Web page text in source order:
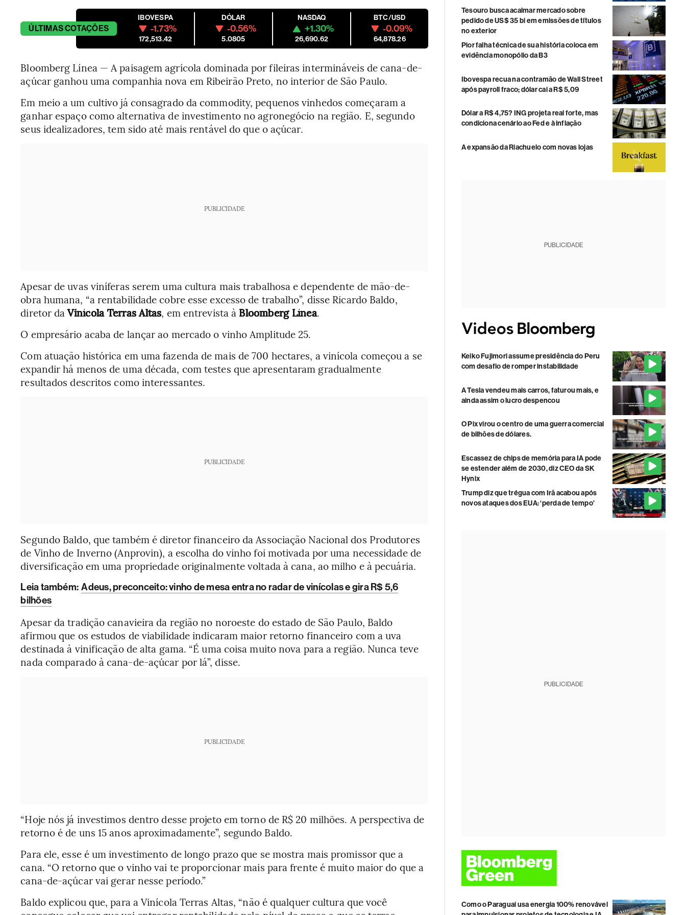
ÚLTIMASCOTAÇÕES
IBOVESPA
-1.73%
172,513.42
DÓLAR
-0.56%
5.0805
NASDAQ
+1.30%
26,690.62
BTC/USD
-0.09%
64,878.26
Bloomberg Línea — A paisagem agrícola dominada por fileiras intermináveis de cana-de-
açúcar ganhou uma companhia nova em Ribeirão Preto, no interior de São Paulo.
Em meio a um cultivo já consagrado da commodity, pequenos vinhedos começaram a
ganhar espaço como alternativa de investimento no agronegócio na região. E, segundo
seus idealizadores, tem sido até mais rentável do que o açúcar.
PUBLICIDADE
Apesar de uvas viníferas serem uma cultura mais trabalhosa e dependente de mão-de-
obra humana, “a rentabilidade cobre esse excesso de trabalho”, disse Ricardo Baldo,
diretor daVinícola Terras Altas, em entrevista à Bloomberg Línea.
O empresário acaba de lançar ao mercado o vinho Amplitude 25.
Com atuação histórica em uma fazenda de mais de 700 hectares, a vinícola começou a se
expandir há menos de uma década, com testes que apresentaram gradualmente
resultados descritos como interessantes.
PUBLICIDADE
Segundo Baldo, que também é diretor financeiro da Associação Nacional dos Produtores
de Vinho de Inverno (Anprovin), a escolha do vinho foi motivada por uma necessidade de
diversificação em uma propriedade originalmente voltada à cana, ao milho e à pecuária.
Leia também: Adeus, preconceito: vinho de mesa entra no radar de vinícolas e gira R$ 5,6
bilhões
Apesar da tradição canavieira da região no noroeste do estado de São Paulo, Baldo
afirmou que os estudos de viabilidade indicaram maior retorno financeiro com a uva
destinada à vinificação de alta gama. “É uma coisa muito nova para a região. Nunca teve
nada comparado à cana-de-açúcar por lá”, disse.
PUBLICIDADE
“Hoje nós já investimos dentro desse projeto em torno de R$ 20 milhões. A perspectiva de
retorno é de uns 15 anos aproximadamente”, segundo Baldo.
Para ele, esse é um investimento de longo prazo que se mostra mais promissor que a
cana. “O retorno que o vinho vai te proporcionar mais para frente é muito maior do que a
cana-de-açúcar vai gerar nesse período.”
Baldo explicou que, para a Vinícola Terras Altas, “não é qualquer cultura que você
Tesouro busca acalmar mercado sobre
pedido de US$ 35 bi em emissões de títulos
no exterior
Pior falha técnica de sua história coloca em
evidência monopólio da B3
Ibovespa recua na contramão de Wall Street
após payroll fraco; dólar cai a R$ 5,09
Dólar a R$ 4,75? ING projeta real forte, mas
condiciona cenário ao Fed e à inflação
A expansão da Riachuelo com novas lojas
PUBLICIDADE
Keiko Fujimori assume presidência do Peru
com desafio de romper instabilidade
A Tesla vendeu mais carros, faturou mais, e
ainda assim o lucro despencou
O Pix virou o centro de uma guerra comercial
de bilhões de dólares.
Escassez de chips de memória para IA pode
se estender além de 2030, diz CEO da SK
Hynix
Trump diz que trégua com Irã acabou após
novos ataques dos EUA: ‘perda de tempo'
PUBLICIDADE
Como o Paraguai usa energia 100% renovável